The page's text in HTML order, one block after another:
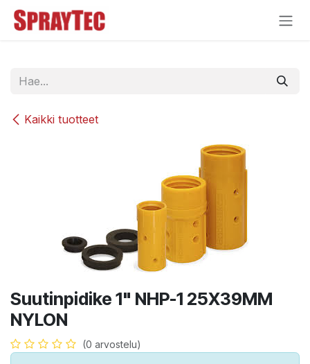
Siirry sisältöön
Kaikki tuotteet
Suutinpidike 1" NHP-1 25X39MM
NYLON
(0 arvostelu)